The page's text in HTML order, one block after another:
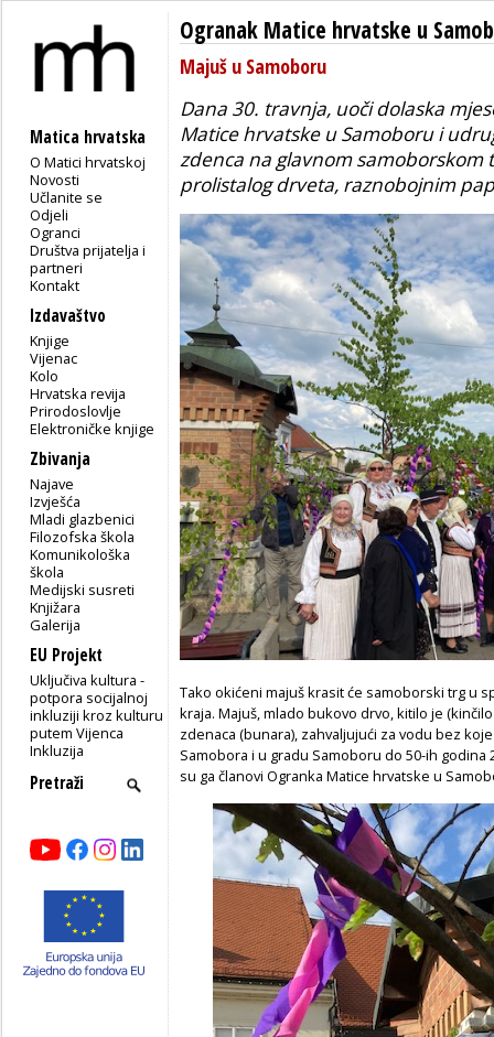
Matica hrvatska
O Matici hrvatskoj
Novosti
Učlanite se
Odjeli
Ogranci
Društva prijatelja i
partneri
Kontakt
Izdavaštvo
Knjige
Vijenac
Kolo
Hrvatska revija
Prirodoslovlje
Elektroničke knjige
Zbivanja
Najave
Izvješća
Mladi glazbenici
Filozofska škola
Komunikološka
škola
Medijski susreti
Knjižara
Galerija
EU Projekt
Uključiva kultura -
potpora socijalnoj
inkluziji kroz kulturu
putem Vijenca
Inkluzija
Ogranak Matice hrvatske u
Majuš u Samoboru
Dana 30. travnja, uoči dolaska
Matice hrvatske u Samoboru i
zdenca na glavnom samoborskom
prolistalog drveta, raznobojnim
Tako okićeni majuš krasit će samoborski trg u
kraja. Majuš, mlado bukovo drvo, kitilo je
zdenaca (bunara), zahvaljujući za vodu bez
Samobora i u gradu Samoboru do 50-ih
su ga članovi Ogranka Matice hrvatske u